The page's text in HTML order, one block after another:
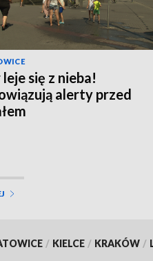
się z nieba!
alerty przed
/ KIELCE / KRAKÓW /